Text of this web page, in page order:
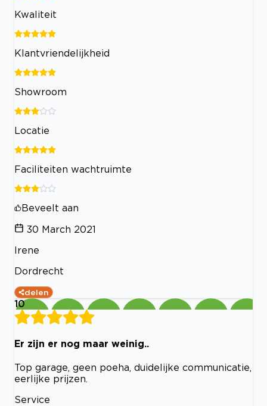
Kwaliteit
Klantvriendelijkheid
Showroom
Locatie
Faciliteiten wachtruimte
Beveelt aan
30 March 2021
Irene
Dordrecht
delen
10
Er zijn er nog maar weinig..
Top garage, geen poeha, duidelijke communicatie,
eerlijke prijzen.
Service